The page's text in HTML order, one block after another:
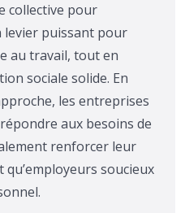
collective pour
puissant pour
au travail, tout en
sociale solide. En
les entreprises
aux besoins de
renforcer leur
soucieux